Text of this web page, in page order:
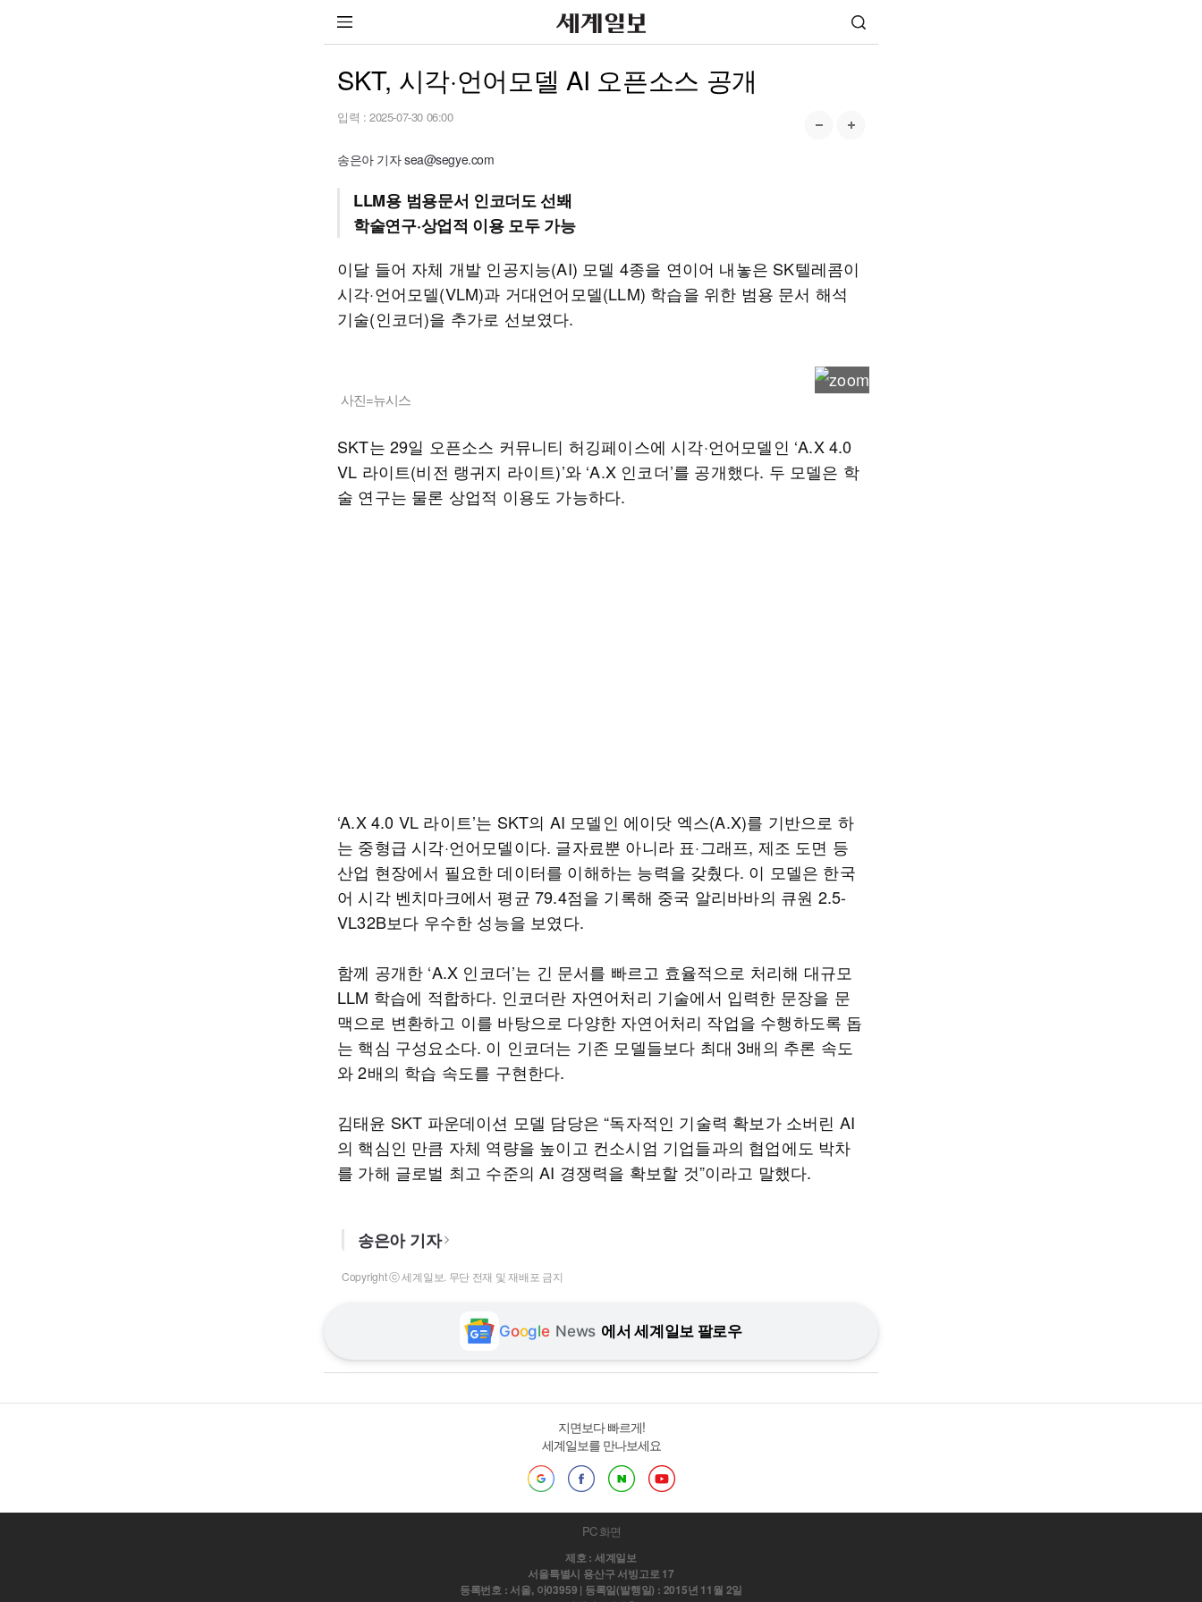
SKT, 시각·언어모델 AI 오픈소스 공개
입력 : 2025-07-30 06:00
송은아 기자 sea@segye.com
LLM용 범용문서 인코더도 선봬
학술연구·상업적 이용 모두 가능
이달 들어 자체 개발 인공지능(AI) 모델 4종을 연이어 내놓은 SK텔레콤이
시각·언어모델(VLM)과 거대언어모델(LLM) 학습을 위한 범용 문서 해석
기술(인코더)을 추가로 선보였다.
사진=뉴시스
SKT는 29일 오픈소스 커뮤니티 허깅페이스에 시각·언어모델인 ‘A.X 4.0
VL 라이트(비전 랭귀지 라이트)’와 ‘A.X 인코더’를 공개했다. 두 모델은 학
술 연구는 물론 상업적 이용도 가능하다.
‘A.X 4.0 VL 라이트’는 SKT의 AI 모델인 에이닷 엑스(A.X)를 기반으로 하
는 중형급 시각·언어모델이다. 글자료뿐 아니라 표·그래프, 제조 도면 등
산업 현장에서 필요한 데이터를 이해하는 능력을 갖췄다. 이 모델은 한국
어 시각 벤치마크에서 평균 79.4점을 기록해 중국 알리바바의 큐원 2.5-
VL32B보다 우수한 성능을 보였다.
함께 공개한 ‘A.X 인코더’는 긴 문서를 빠르고 효율적으로 처리해 대규모
LLM 학습에 적합하다. 인코더란 자연어처리 기술에서 입력한 문장을 문
맥으로 변환하고 이를 바탕으로 다양한 자연어처리 작업을 수행하도록 돕
는 핵심 구성요소다. 이 인코더는 기존 모델들보다 최대 3배의 추론 속도
와 2배의 학습 속도를 구현한다.
김태윤 SKT 파운데이션 모델 담당은 “독자적인 기술력 확보가 소버린 AI
의 핵심인 만큼 자체 역량을 높이고 컨소시엄 기업들과의 협업에도 박차
를 가해 글로벌 최고 수준의 AI 경쟁력을 확보할 것”이라고 말했다.
송은아 기자
Copyright ⓒ 세계일보. 무단 전재 및 재배포 금지
Google News 에서 세계일보 팔로우
지면보다 빠르게!
세계일보를 만나보세요
PC 화면
제호 : 세계일보
서울특별시 용산구 서빙고로 17
등록번호 : 서울, 아03959 | 등록일(발행일) : 2015년 11월 2일